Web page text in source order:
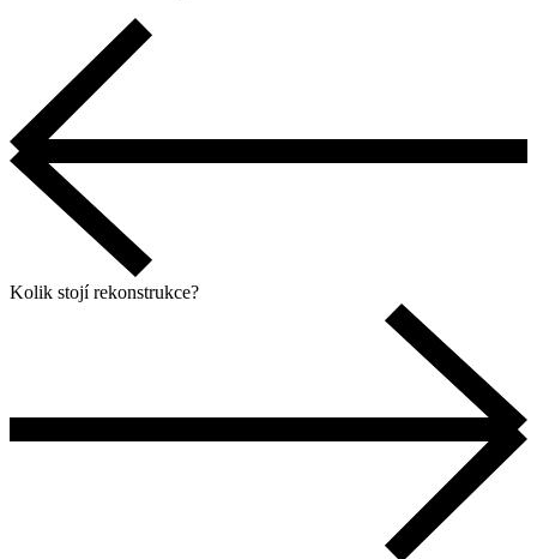
Kolik stojí rekonstrukce?